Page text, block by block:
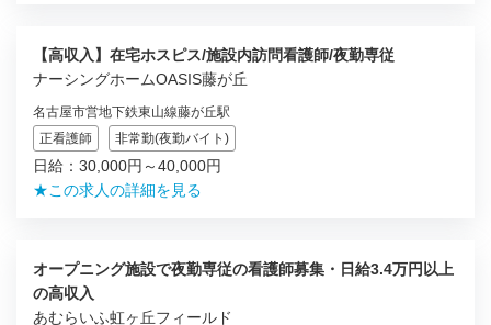
【高収入】在宅ホスピス/施設内訪問看護師/夜勤専従
ナーシングホームOASIS藤が丘
名古屋市営地下鉄東山線藤が丘駅
正看護師
非常勤(夜勤バイト)
日給：30,000円～40,000円
★この求人の詳細を見る
オープニング施設で夜勤専従の看護師募集・日給3.4万円以上
の高収入
あむらいふ虹ヶ丘フィールド